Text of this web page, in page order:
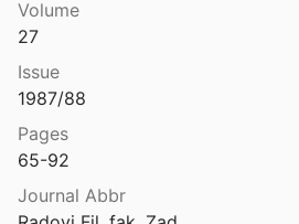
= Polybii Historiae
A New Reconstruction
Volume
27
Issue
1987/88
Pages
65-92
Journal Abbr